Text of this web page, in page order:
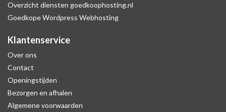
Overzicht diensten goedkoophosting.nl
Goedkope Wordpress Webhosting
Klantenservice
Over ons
Contact
Openingstijden
Bezorgen en afhalen
Algemene voorwaarden